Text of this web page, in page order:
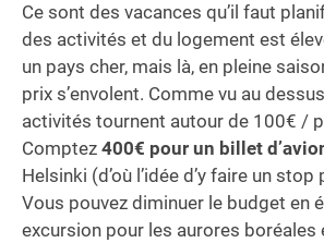
Ce sont des vacances qu’il faut
des activités et du logement est
un pays cher, mais là, en pleine
prix s’envolent. Comme vu au
activités tournent autour de 100€ /
Comptez 400€ pour un billet
Helsinki (d’où l’idée d’y faire un
Vous pouvez diminuer le budget en
excursion pour les aurores boréales